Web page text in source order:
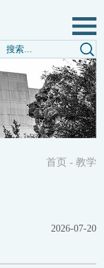
首页 - 教学
2026-07-20